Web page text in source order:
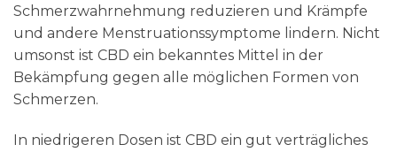
Schmerzwahrnehmung reduzieren und Krämpfe
und andere Menstruationssymptome lindern. Nicht
umsonst ist CBD ein bekanntes Mittel in der
Bekämpfung gegen alle möglichen Formen von
Schmerzen.
In niedrigeren Dosen ist CBD ein gut verträgliches